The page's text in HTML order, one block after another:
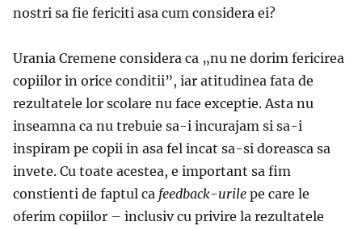
nostri sa fie fericiti asa cum considera ei?
Urania Cremene considera ca „nu ne dorim fericirea
copiilor in orice conditii”, iar atitudinea fata de
rezultatele lor scolare nu face exceptie. Asta nu
inseamna ca nu trebuie sa-i incurajam si sa-i
inspiram pe copii in asa fel incat sa-si doreasca sa
invete. Cu toate acestea, e important sa fim
constienti de faptul ca feedback-urile pe care le
oferim copiilor – inclusiv cu privire la rezultatele